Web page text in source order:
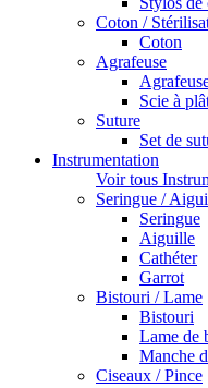
Coton /
Coton
Agrafeuse
Scie à
Suture
Set de
Instrumentation
Voir tous
Seringue /
Seringue
Aiguille
Cathéter
Garrot
Bistouri / Lame
Bistouri
Lame de
Manche
Ciseaux / Pince